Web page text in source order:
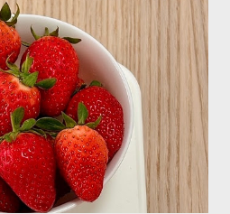
---------- 細砂糖 4g 13g 170g 粗砂
蜂蜜 7g 22g 290g 沙拉油 4g
奶油 4.5g 14g 205g 酥油 4g 13g
6g 17.5g 240g 優格 5g 15g 210g 清
80g 即溶咖啡 2g 6g 70g 葡萄乾 ----
法廚房 ...